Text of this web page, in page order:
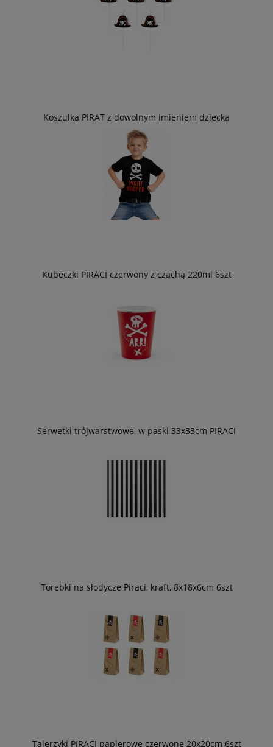
Koszulka PIRAT z dowolnym imieniem dziecka
Kubeczki PIRACI czerwony z czachą 220ml 6szt
Serwetki trójwarstwowe, w paski 33x33cm PIRACI
Torebki na słodycze Piraci, kraft, 8x18x6cm 6szt
Talerzyki PIRACI papierowe czerwone 20x20cm 6szt